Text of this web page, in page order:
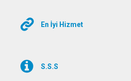
En İyi Hizmet
S.S.S